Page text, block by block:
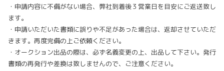
・申請内容に不備がない場合、弊社到着後３営業日を目安にご返送致し
ます。
・申請いただいた書類に誤りや不足があった場合は、返却させていただ
きます。再度完備の上ご依頼ください。
・オークション出品の際は、必ず名義変更の上、出品して下さい。発行
書類の再発行や差換は致しませんので、ご注意ください。